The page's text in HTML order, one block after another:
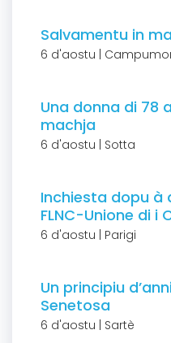
Salvamentu in
6 d'aostu |
Una donna di 78
machja
6 d'aostu | Sotta
Inchiesta dopu à
FLNC-Unione di i
6 d'aostu | Parigi
Un principiu
Senetosa
6 d'aostu | Sartè